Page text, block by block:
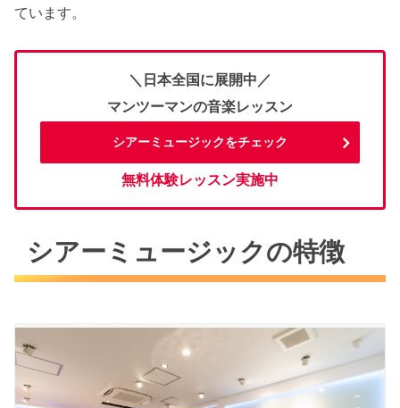
ています。
＼日本全国に展開中／
マンツーマンの音楽レッスン
シアーミュージックをチェック
無料体験レッスン実施中
シアーミュージックの特徴